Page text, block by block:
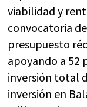
viabilidad y
convocatoria
presupuesto
apoyando a 52
inversión total
inversión en